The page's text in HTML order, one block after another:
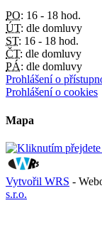
PO: 16 - 18 hod.
ÚT: dle domluvy
ST: 16 - 18 hod.
ČT: dle domluvy
PÁ: dle domluvy
Prohlášení o
Prohlášení o cookies
Mapa
Vytvořil WRS -
s.r.o.